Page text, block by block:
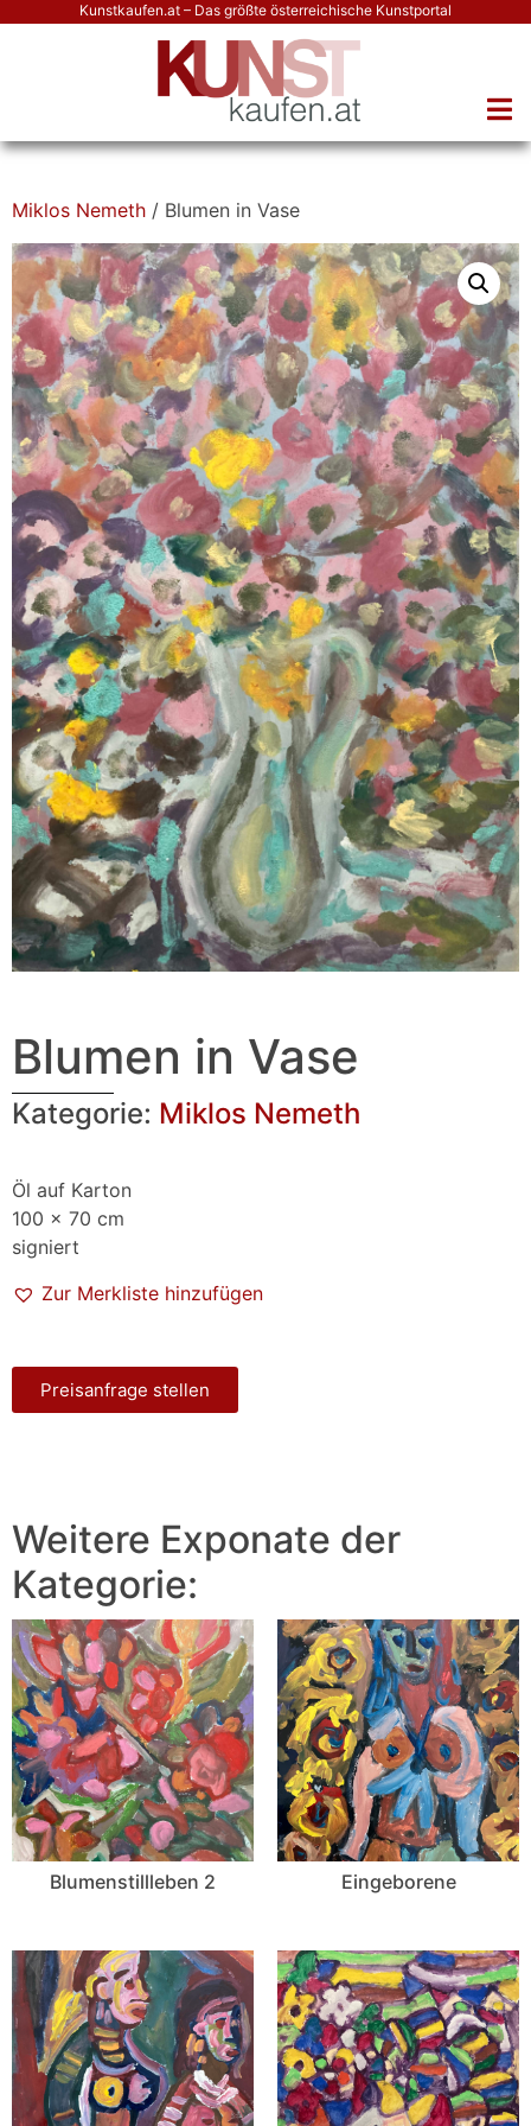
Kunstkaufen.at – Das größte österreichische Kunstportal
Miklos Nemeth / Blumen in Vase
Blumen in Vase
Kategorie: Miklos Nemeth
Öl auf Karton
100 x 70 cm
signiert
Zur Merkliste hinzufügen
Preisanfrage stellen
Weitere Exponate der
Kategorie:
Blumenstillleben 2 Eingeborene